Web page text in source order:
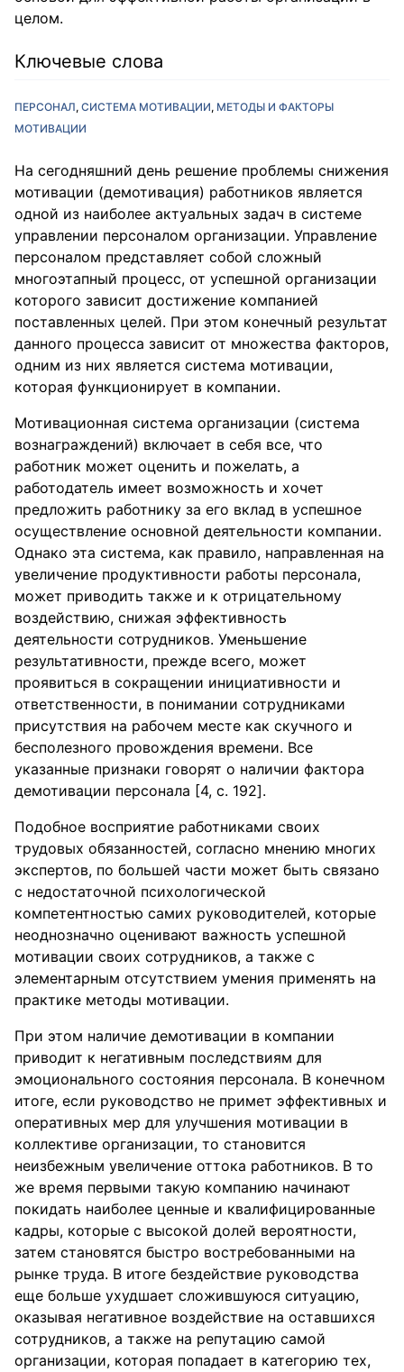
целом.
Ключевые слова
ПЕРСОНАЛ СИСТЕМА МОТИВАЦИИ МЕТОДЫ И ФАКТОРЫ
МОТИВАЦИИ
На сегодняшний день решение проблемы снижения
мотивации (демотивация) работников является
одной из наиболее актуальных задач в системе
управлении персоналом организации. Управление
персоналом представляет собой сложный
многоэтапный процесс, от успешной организации
которого зависит достижение компанией
поставленных целей. При этом конечный результат
данного процесса зависит от множества факторов,
одним из них является система мотивации,
которая функционирует в компании.
Мотивационная система организации (система
вознаграждений) включает в себя все, что
работник может оценить и пожелать, а
работодатель имеет возможность и хочет
предложить работнику за его вклад в успешное
осуществление основной деятельности компании.
Однако эта система, как правило, направленная на
увеличение продуктивности работы персонала,
может приводить также и к отрицательному
воздействию, снижая эффективность
деятельности сотрудников. Уменьшение
результативности, прежде всего, может
проявиться в сокращении инициативности и
ответственности, в понимании сотрудниками
присутствия на рабочем месте как скучного и
бесполезного провождения времени. Все
указанные признаки говорят о наличии фактора
демотивации персонала [4, c. 192].
Подобное восприятие работниками своих
трудовых обязанностей, согласно мнению многих
экспертов, по большей части может быть связано
с недостаточной психологической
компетентностью самих руководителей, которые
неоднозначно оценивают важность успешной
мотивации своих сотрудников, а также с
элементарным отсутствием умения применять на
практике методы мотивации.
При этом наличие демотивации в компании
приводит к негативным последствиям для
эмоционального состояния персонала. В конечном
итоге, если руководство не примет эффективных и
оперативных мер для улучшения мотивации в
коллективе организации, то становится
неизбежным увеличение оттока работников. В то
же время первыми такую компанию начинают
покидать наиболее ценные и квалифицированные
кадры, которые с высокой долей вероятности,
затем становятся быстро востребованными на
рынке труда. В итоге бездействие руководства
еще больше ухудшает сложившуюся ситуацию,
оказывая негативное воздействие на оставшихся
сотрудников, а также на репутацию самой
организации, которая попадает в категорию тех,